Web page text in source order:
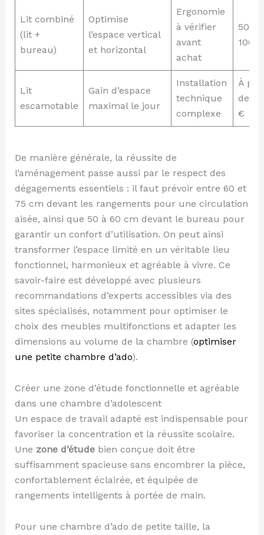
Lit combiné
(lit +
bureau)
Optimise
l’espace vertical
et horizontal
Ergonomie
à vérifier
avant
achat
500 à
1000
Lit
escamotable
Gain d’espace
maximal le jour
Installation
technique
complexe
À
de
€
De manière générale, la réussite de
l’aménagement passe aussi par le respect des
dégagements essentiels : il faut prévoir entre 60 et
75 cm devant les rangements pour une circulation
aisée, ainsi que 50 à 60 cm devant le bureau pour
garantir un confort d’utilisation. On peut ainsi
transformer l’espace limité en un véritable lieu
fonctionnel, harmonieux et agréable à vivre. Ce
savoir-faire est développé avec plusieurs
recommandations d’experts accessibles via des
sites spécialisés, notamment pour optimiser le
choix des meubles multifonctions et adapter les
dimensions au volume de la chambre (optimiser
une petite chambre d’ado).
Créer une zone d’étude fonctionnelle et agréable
dans une chambre d’adolescent
Un espace de travail adapté est indispensable pour
favoriser la concentration et la réussite scolaire.
Une zone d’étudebien conçue doit être
suffisamment spacieuse sans encombrer la pièce,
confortablement éclairée, et équipée de
rangements intelligents à portée de main.
Pour une chambre d’ado de petite taille, la